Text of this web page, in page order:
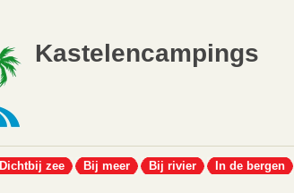
Kastelencampings
Dichtbij zee Bij meer Bij rivier In de bergen